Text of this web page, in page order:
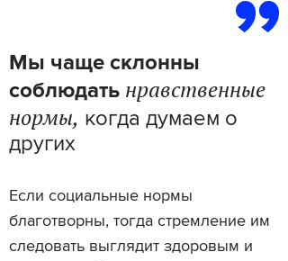
Мы чаще склонны
соблюдать нравственные
нормы, когда думаем о
других
Если социальные нормы
благотворны, тогда стремление им
следовать выглядит здоровым и